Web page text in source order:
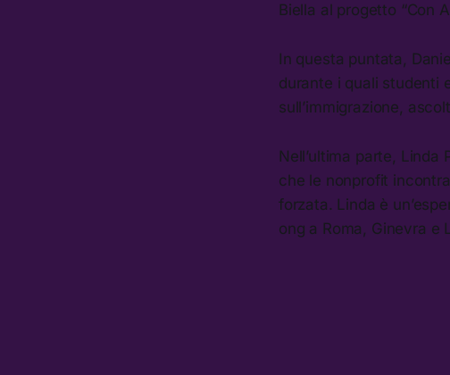
Biella al progetto “Con
In questa puntata,
durante i quali studenti
sull’immigrazione,
Nell’ultima parte,
che le nonprofit
forzata. Linda è
ong a Roma, Ginevra e